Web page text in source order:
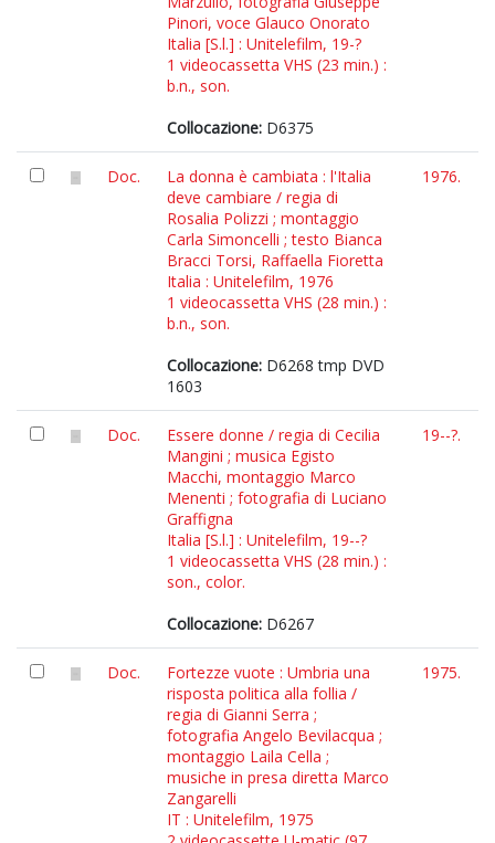
Pinori, voce Glauco Onorato
Italia [S.l.] : Unitelefilm, 19-?
1 videocassetta VHS (23 min.) :
b.n., son.
Collocazione: D6375
Doc.
La donna è cambiata : l'Italia
deve cambiare / regia di
Rosalia Polizzi ; montaggio
Carla Simoncelli ; testo Bianca
Bracci Torsi, Raffaella Fioretta
Italia : Unitelefilm, 1976
1 videocassetta VHS (28 min.) :
b.n., son.
Collocazione: D6268 tmp DVD
1603
1976.
Doc.
Essere donne / regia di Cecilia
Mangini ; musica Egisto
Macchi, montaggio Marco
Menenti ; fotografia di Luciano
Graffigna
Italia [S.l.] : Unitelefilm, 19--?
1 videocassetta VHS (28 min.) :
son., color.
Collocazione: D6267
19--?.
Doc.
Fortezze vuote : Umbria una
risposta politica alla follia /
regia di Gianni Serra ;
fotografia Angelo Bevilacqua ;
montaggio Laila Cella ;
musiche in presa diretta Marco
Zangarelli
IT : Unitelefilm, 1975
1975.